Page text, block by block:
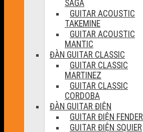
SAGA
GUITAR ACOUSTIC
TAKEMINE
GUITAR ACOUSTIC
MANTIC
ĐÀN GUITAR CLASSIC
GUITAR CLASSIC
MARTINEZ
GUITAR CLASSIC
CORDOBA
ĐÀN GUITAR ĐIỆN
GUITAR ĐIỆN FENDER
GUITAR ĐIỆN SQUIER